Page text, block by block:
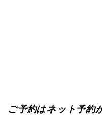
ご予約はネット予約